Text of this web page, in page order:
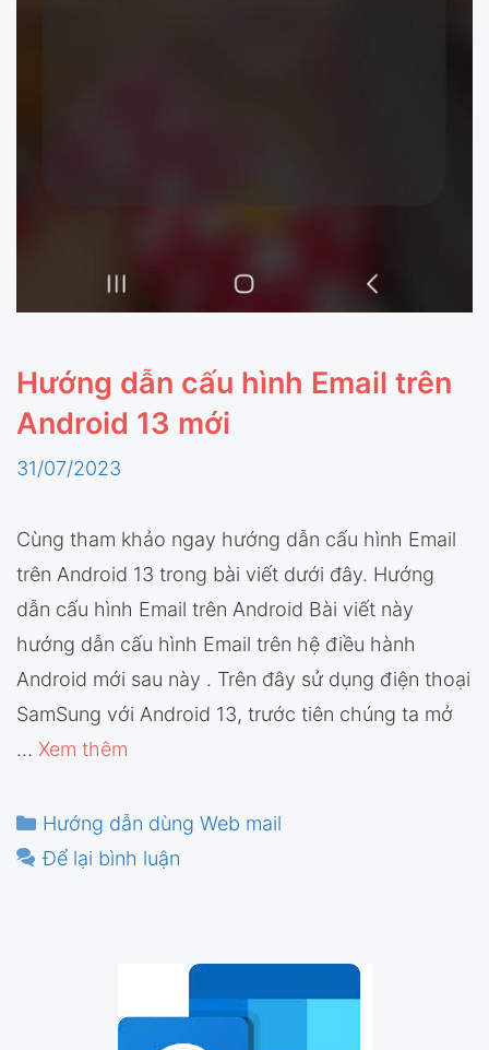
Hướng dẫn cấu hình Email trên
Android 13 mới
31/07/2023
Cùng tham khảo ngay hướng dẫn cấu hình Email
trên Android 13 trong bài viết dưới đây. Hướng
dẫn cấu hình Email trên Android Bài viết này
hướng dẫn cấu hình Email trên hệ điều hành
Android mới sau này . Trên đây sử dụng điện thoại
SamSung với Android 13, trước tiên chúng ta mở
… Xem thêm
Danh
mục
Hướng dẫn dùng Web mail
Để lại bình luận